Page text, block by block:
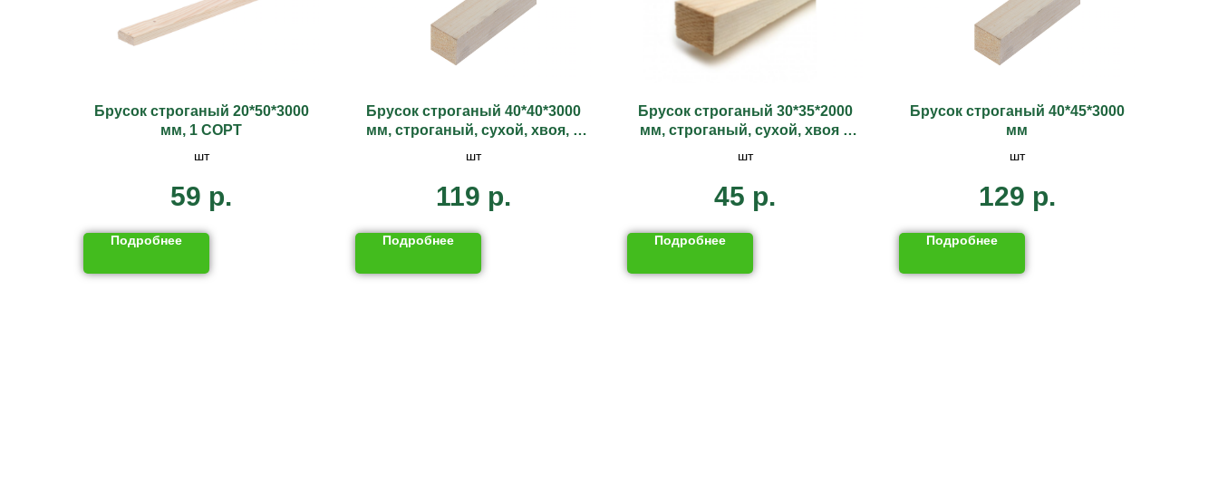
Брусок строганый 20*50*3000
мм, 1 СОРТ
шт
59 р.
Подробнее
Брусок строганый 40*40*3000
мм, строганый, сухой, хвоя, 1
шт
119 р.
Подробнее
Брусок строганый 30*35*2000
мм, строганый, сухой, хвоя 2
шт
45 р.
Подробнее
Брусок строганый 40*45*3000
мм
шт
129 р.
Подробнее